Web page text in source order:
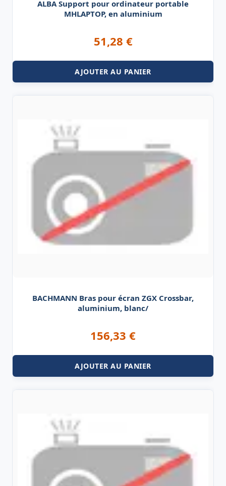
ALBA Support pour ordinateur portable
MHLAPTOP, en aluminium
51,28 €
AJOUTER AU PANIER
BACHMANN Bras pour écran ZGX Crossbar,
aluminium, blanc/
156,33 €
AJOUTER AU PANIER